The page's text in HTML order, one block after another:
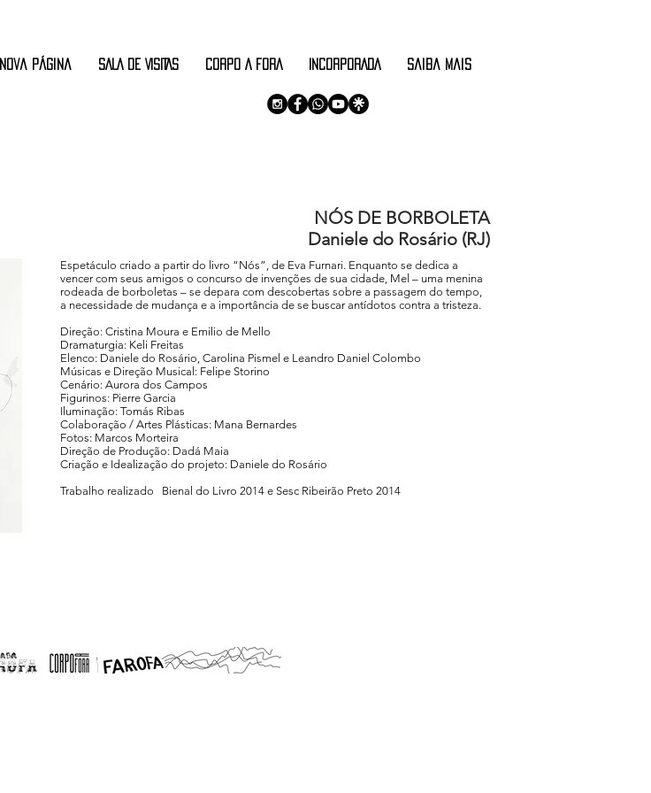
Nova página SALA DE VISITAS CORPO A FORA INCORPORADA saiba mais
NÓS DE BORBOLETA
Daniele do Rosário (RJ)
Espetáculo criado a partir do livro “Nós”, de Eva Furnari. Enquanto se dedica a
vencer com seus amigos o concurso de invenções de sua cidade, Mel – uma menina
rodeada de borboletas – se depara com descobertas sobre a passagem do tempo,
a necessidade de mudança e a importância de se buscar antídotos contra a tristeza.
Direção: Cristina Moura e Emilio de Mello
Dramaturgia: Keli Freitas
Elenco: Daniele do Rosário, Carolina Pismel e Leandro Daniel Colombo
Músicas e Direção Musical: Felipe Storino
Cenário: Aurora dos Campos
Figurinos: Pierre Garcia
Iluminação: Tomás Ribas
Colaboração / Artes Plásticas: Mana Bernardes
Fotos: Marcos Morteira
Direção de Produção: Dadá Maia
Criação e Idealização do projeto: Daniele do Rosário
Trabalho realizado Bienal do Livro 2014 e Sesc Ribeirão Preto 2014